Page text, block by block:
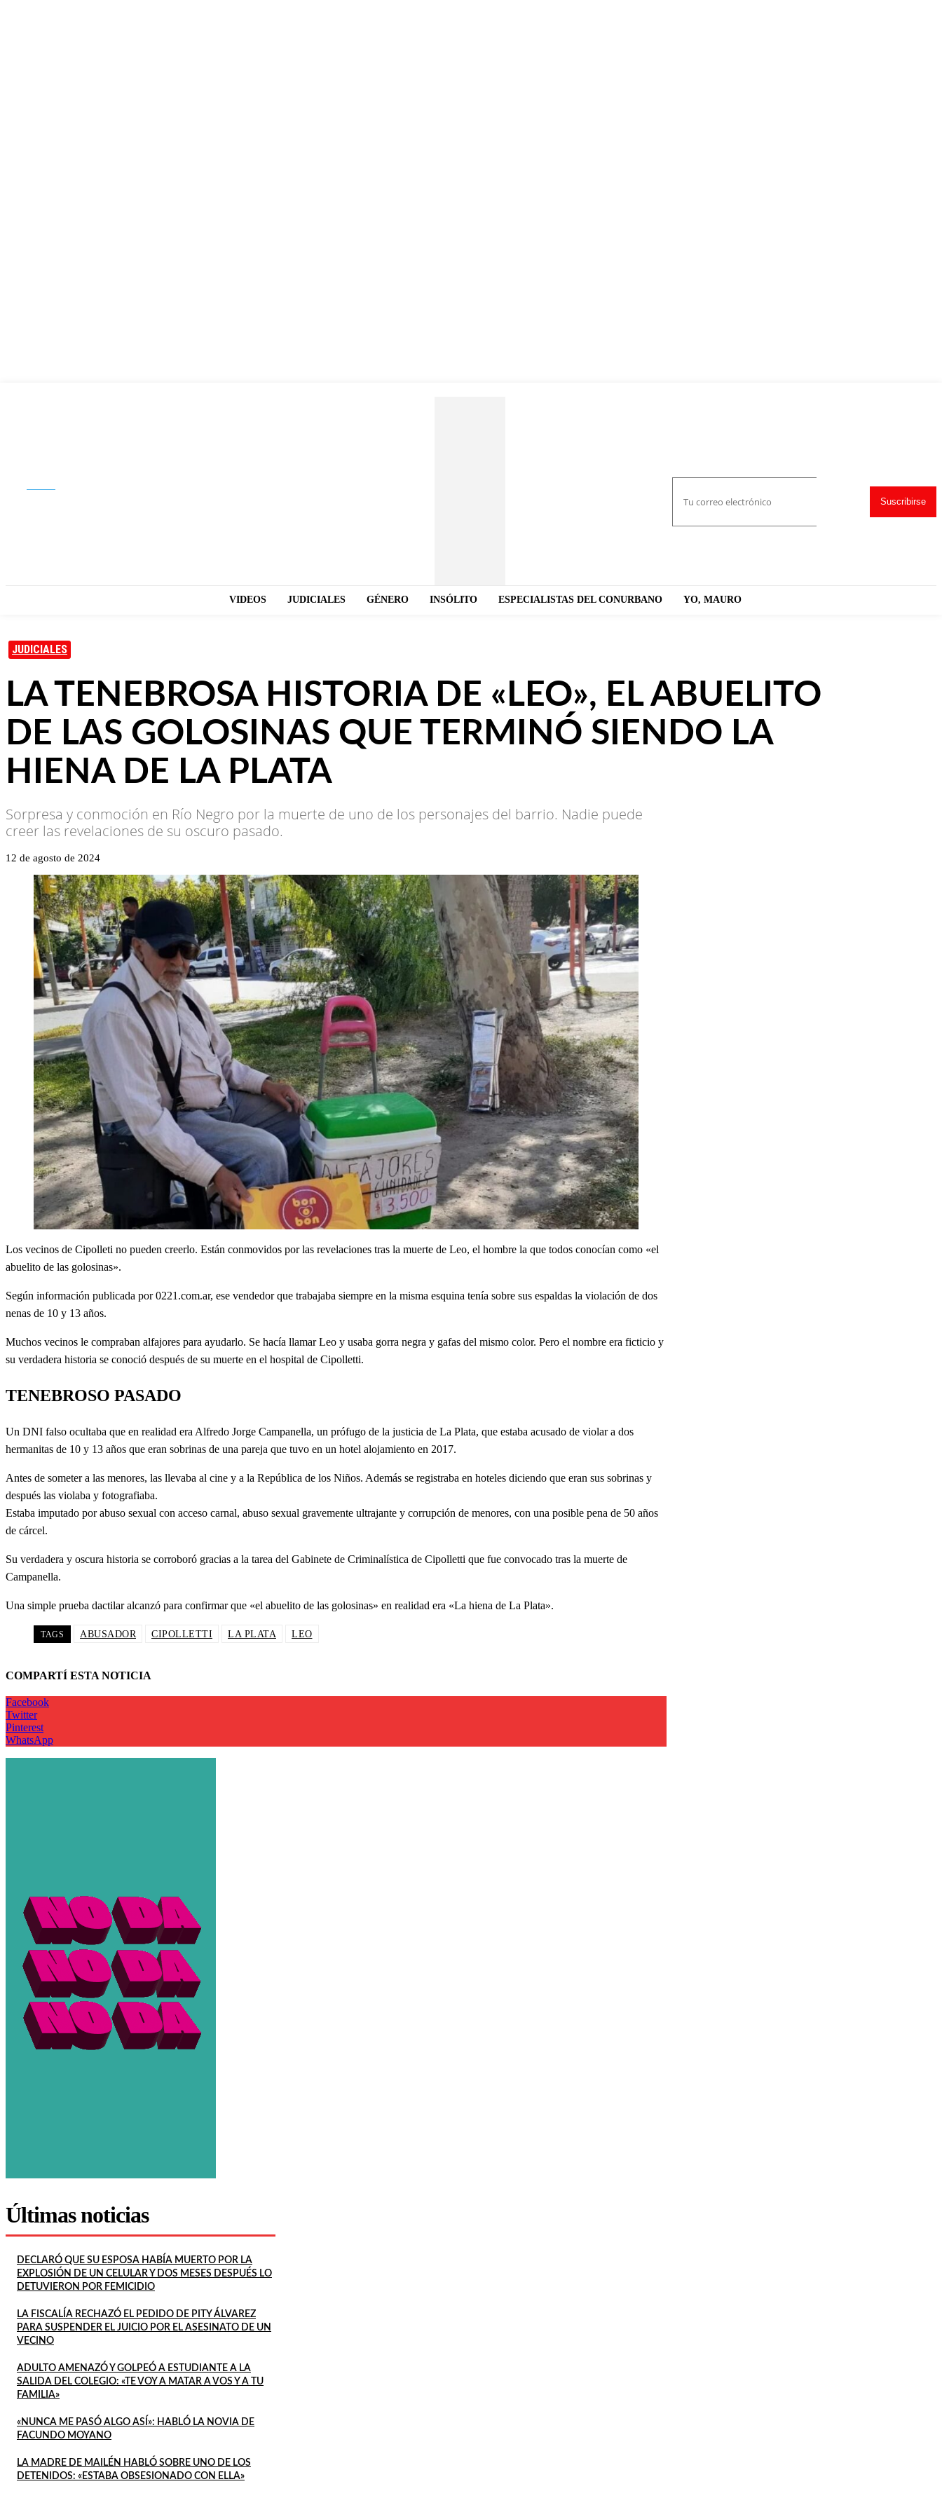
Suscribirse
VIDEOS JUDICIALES GÉNERO INSÓLITO ESPECIALISTAS DEL CONURBANO YO, MAURO
JUDICIALES
LA TENEBROSA HISTORIA DE «LEO», EL ABUELITO
DE LAS GOLOSINAS QUE TERMINÓ SIENDO LA
HIENA DE LA PLATA
Sorpresa y conmoción en Río Negro por la muerte de uno de los personajes del barrio. Nadie puede
creer las revelaciones de su oscuro pasado.
12 de agosto de 2024
Los vecinos de Cipolleti no pueden creerlo. Están conmovidos por las revelaciones tras la muerte de Leo, el hombre la que todos conocían como «el
abuelito de las golosinas».
Según información publicada por 0221.com.ar, ese vendedor que trabajaba siempre en la misma esquina tenía sobre sus espaldas la violación de dos
nenas de 10 y 13 años.
Muchos vecinos le compraban alfajores para ayudarlo. Se hacía llamar Leo y usaba gorra negra y gafas del mismo color. Pero el nombre era ficticio y
su verdadera historia se conoció después de su muerte en el hospital de Cipolletti.
TENEBROSO PASADO
Un DNI falso ocultaba que en realidad era Alfredo Jorge Campanella, un prófugo de la justicia de La Plata, que estaba acusado de violar a dos
hermanitas de 10 y 13 años que eran sobrinas de una pareja que tuvo en un hotel alojamiento en 2017.
Antes de someter a las menores, las llevaba al cine y a la República de los Niños. Además se registraba en hoteles diciendo que eran sus sobrinas y
después las violaba y fotografiaba.
Estaba imputado por abuso sexual con acceso carnal, abuso sexual gravemente ultrajante y corrupción de menores, con una posible pena de 50 años
de cárcel.
Su verdadera y oscura historia se corroboró gracias a la tarea del Gabinete de Criminalística de Cipolletti que fue convocado tras la muerte de
Campanella.
Una simple prueba dactilar alcanzó para confirmar que «el abuelito de las golosinas» en realidad era «La hiena de La Plata».
TAGS ABUSADOR CIPOLLETTI LA PLATA LEO
COMPARTÍ ESTA NOTICIA
Facebook
Twitter
Pinterest
WhatsApp
Últimas noticias
DECLARÓ QUE SU ESPOSA HABÍA MUERTO POR LA
EXPLOSIÓN DE UN CELULAR Y DOS MESES DESPUÉS LO
DETUVIERON POR FEMICIDIO
LA FISCALÍA RECHAZÓ EL PEDIDO DE PITY ÁLVAREZ
PARA SUSPENDER EL JUICIO POR EL ASESINATO DE UN
VECINO
ADULTO AMENAZÓ Y GOLPEÓ A ESTUDIANTE A LA
SALIDA DEL COLEGIO: «TE VOY A MATAR A VOS Y A TU
FAMILIA»
«NUNCA ME PASÓ ALGO ASÍ»: HABLÓ LA NOVIA DE
FACUNDO MOYANO
LA MADRE DE MAILÉN HABLÓ SOBRE UNO DE LOS
DETENIDOS: «ESTABA OBSESIONADO CON ELLA»